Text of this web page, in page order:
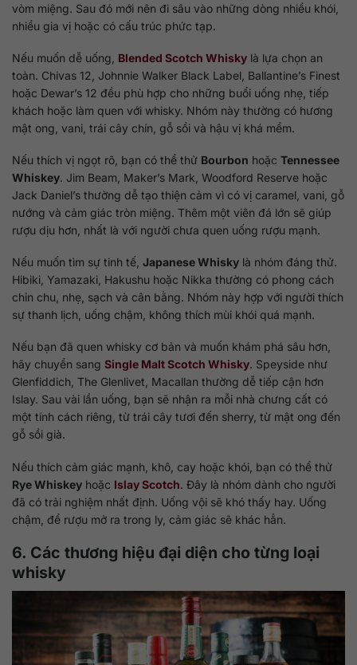
vòm miệng. Sau đó mới nên đi sâu vào những dòng nhiều khói,
nhiều gia vị hoặc có cấu trúc phức tạp.
Nếu muốn dễ uống, Blended Scotch Whisky là lựa chọn an
toàn. Chivas 12, Johnnie Walker Black Label, Ballantine’s Finest
hoặc Dewar’s 12 đều phù hợp cho những buổi uống nhẹ, tiếp
khách hoặc làm quen với whisky. Nhóm này thường có hương
mật ong, vani, trái cây chín, gỗ sồi và hậu vị khá mềm.
Nếu thích vị ngọt rõ, bạn có thể thử Bourbon hoặc Tennessee
Whiskey. Jim Beam, Maker’s Mark, Woodford Reserve hoặc
Jack Daniel’s thường dễ tạo thiện cảm vì có vị caramel, vani, gỗ
nướng và cảm giác tròn miệng. Thêm một viên đá lớn sẽ giúp
rượu dịu hơn, nhất là với người chưa quen uống rượu mạnh.
Nếu muốn tìm sự tinh tế, Japanese Whisky là nhóm đáng thử.
Hibiki, Yamazaki, Hakushu hoặc Nikka thường có phong cách
chỉn chu, nhẹ, sạch và cân bằng. Nhóm này hợp với người thích
sự thanh lịch, uống chậm, không thích mùi khói quá mạnh.
Nếu bạn đã quen whisky cơ bản và muốn khám phá sâu hơn,
hãy chuyển sang Single Malt Scotch Whisky. Speyside như
Glenfiddich, The Glenlivet, Macallan thường dễ tiếp cận hơn
Islay. Sau vài lần uống, bạn sẽ nhận ra mỗi nhà chưng cất có
một tính cách riêng, từ trái cây tươi đến sherry, từ mật ong đến
gỗ sồi già.
Nếu thích cảm giác mạnh, khô, cay hoặc khói, bạn có thể thử
Rye Whiskey hoặc Islay Scotch. Đây là nhóm dành cho người
đã có trải nghiệm nhất định. Uống vội sẽ khó thấy hay. Uống
chậm, để rượu mở ra trong ly, cảm giác sẽ khác hẳn.
6. Các thương hiệu đại diện cho từng loại
whisky